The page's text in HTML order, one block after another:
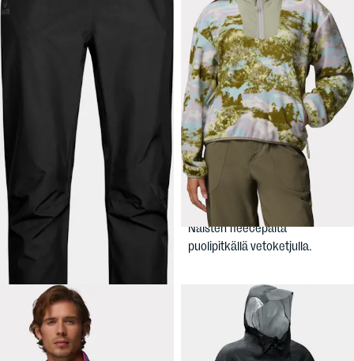
HALTIMen's
Forter Dx Pant
Halti-housut miehille:
tuulenpitävä, sadekuuroilta
suojaava valinta.
44,90 €
COLUMBIA
Women's Sequoia Grove
Print Half Zip Fleece
Naisten fleecepaita
puolipitkällä vetoketjulla.